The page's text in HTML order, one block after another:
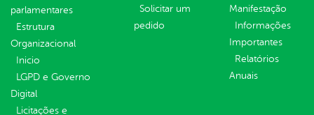
parlamentares
Estrutura
Organizacional
Inicio
LGPD e Governo
Digital
Licitações e
Solicitar um
pedido
Manifestação
Informações
Importantes
Relatórios
Anuais